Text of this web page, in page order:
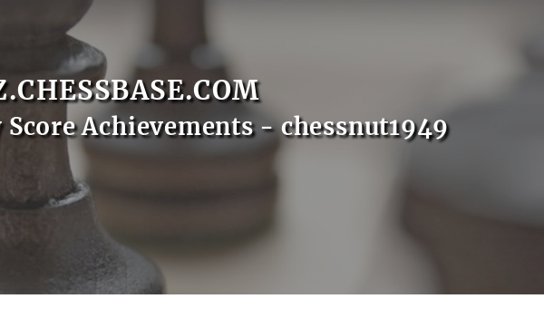
Score Achievements - chessnut1949